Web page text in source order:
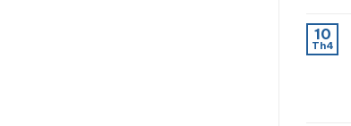
10
Th4